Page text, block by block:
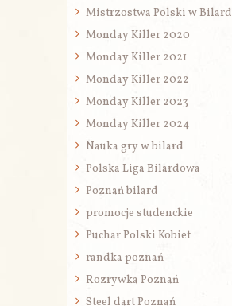
Mistrzostwa Polski w Bilard
Monday Killer 2020
Monday Killer 2021
Monday Killer 2022
Monday Killer 2023
Monday Killer 2024
Nauka gry w bilard
Polska Liga Bilardowa
Poznań bilard
promocje studenckie
Puchar Polski Kobiet
randka poznań
Rozrywka Poznań
Steel dart Poznań